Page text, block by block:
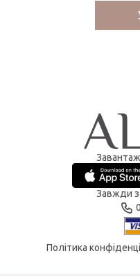
Завжди з
Політика